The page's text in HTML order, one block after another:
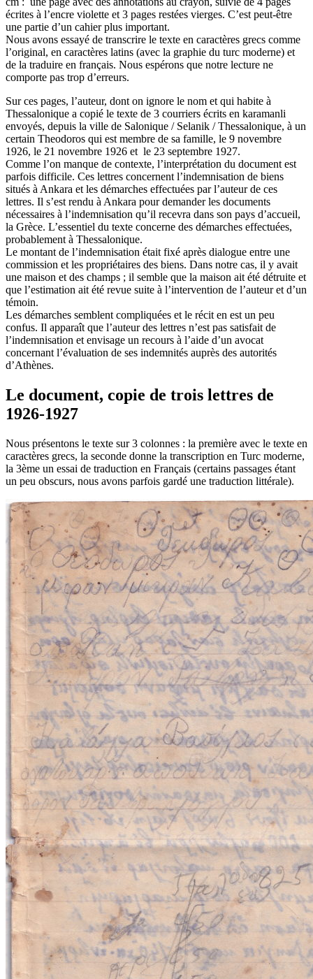
écrites à l’encre violette et 3 pages restées vierges. C’est peut-être
une partie d’un cahier plus important.
Nous avons essayé de transcrire le texte en caractères grecs comme
l’original, en caractères latins (avec la graphie du turc moderne) et
de la traduire en français. Nous espérons que notre lecture ne
comporte pas trop d’erreurs.
Sur ces pages, l’auteur, dont on ignore le nom et qui habite à
Thessalonique a copié le texte de 3 courriers écrits en karamanli
envoyés, depuis la ville de Salonique / Selanik / Thessalonique, à un
certain Theodoros qui est membre de sa famille, le 9 novembre
1926, le 21 novembre 1926 et le 23 septembre 1927.
Comme l’on manque de contexte, l’interprétation du document est
parfois difficile. Ces lettres concernent l’indemnisation de biens
situés à Ankara et les démarches effectuées par l’auteur de ces
lettres. Il s’est rendu à Ankara pour demander les documents
nécessaires à l’indemnisation qu’il recevra dans son pays d’accueil,
la Grèce. L’essentiel du texte concerne des démarches effectuées,
probablement à Thessalonique.
Le montant de l’indemnisation était fixé après dialogue entre une
commission et les propriétaires des biens. Dans notre cas, il y avait
une maison et des champs ; il semble que la maison ait été détruite et
que l’estimation ait été revue suite à l’intervention de l’auteur et d’un
témoin.
Les démarches semblent compliquées et le récit en est un peu
confus. Il apparaît que l’auteur des lettres n’est pas satisfait de
l’indemnisation et envisage un recours à l’aide d’un avocat
concernant l’évaluation de ses indemnités auprès des autorités
d’Athènes.
Le document, copie de trois lettres de
1926-1927
Nous présentons le texte sur 3 colonnes : la première avec le texte en
caractères grecs, la seconde donne la transcription en Turc moderne,
la 3ème un essai de traduction en Français (certains passages étant
un peu obscurs, nous avons parfois gardé une traduction littérale).